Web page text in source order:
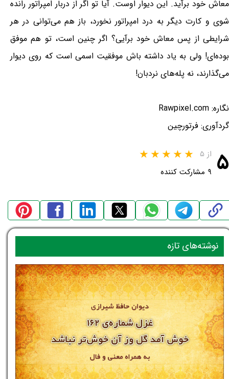
معاش خود برآید. این دیوار اوست. آیا تو اگر از دربار امپراتور رانده
شوی و کارت دیگر به درد امپراتور نخورد، باز هم می‌توانی در هر
شرایطی از پس معاش خود برآیی؟ اگر چنین است، تو هم موفق
بوده‌ای! ولی به یاد داشته باش موفقیت اسمی است که روی دیوار
می‌گذارند، نه پله‌های نردبان!
نگاره: Rawpixel.com
گردآوری: فرتورچین
۵ از ۵
۹ مشارکت کننده
نوشته‌های تازه